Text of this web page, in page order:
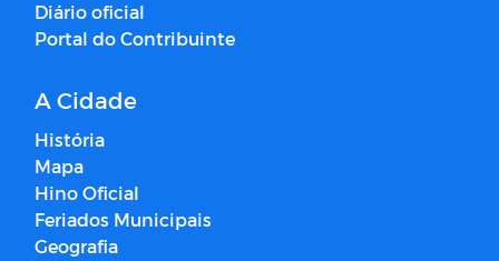
Diário oficial
Portal do Contribuinte
A Cidade
História
Mapa
Hino Oficial
Feriados Municipais
Geografia